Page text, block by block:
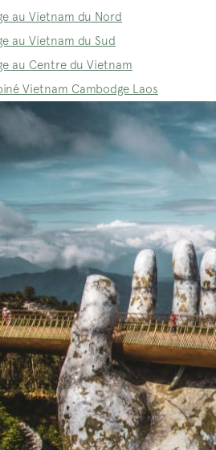
au Vietnam du Nord
au Vietnam du Sud
au Centre du Vietnam
Vietnam Cambodge Laos